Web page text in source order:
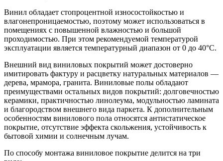
Винил обладает стопроцентной износостойкостью и
влагонепроницаемостью, поэтому может использоваться в
помещениях с повышенной влажностью и большой
проходимостью. При этом рекомендуемой температурой
эксплуатации является температурный диапазон от 0 до 40°С.
Внешний вид виниловых покрытий может достоверно
имитировать фактуру и расцветку натуральных материалов —
дерева, мрамора, гранита. Виниловые полы обладают
преимуществами остальных видов покрытий: долговечностью
керамики, практичностью линолеума, модульностью ламината
и благородством внешнего вида паркета. К дополнительным
особенностям винилового пола относятся антистатическое
покрытие, отсутствие эффекта скольжения, устойчивость к
бытовой химии и солнечным лучам.
По способу монтажа виниловое покрытие делится на три